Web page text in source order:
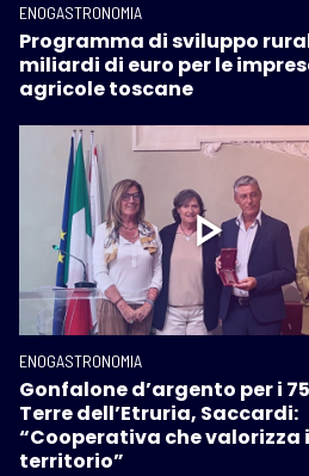
ENOGASTRONOMIA
Programma di sviluppo
miliardi di euro per le
agricole toscane
ENOGASTRONOMIA
Gonfalone d’argento per i
Terre dell’Etruria, Saccardi:
“Cooperativa che valorizza
territorio”